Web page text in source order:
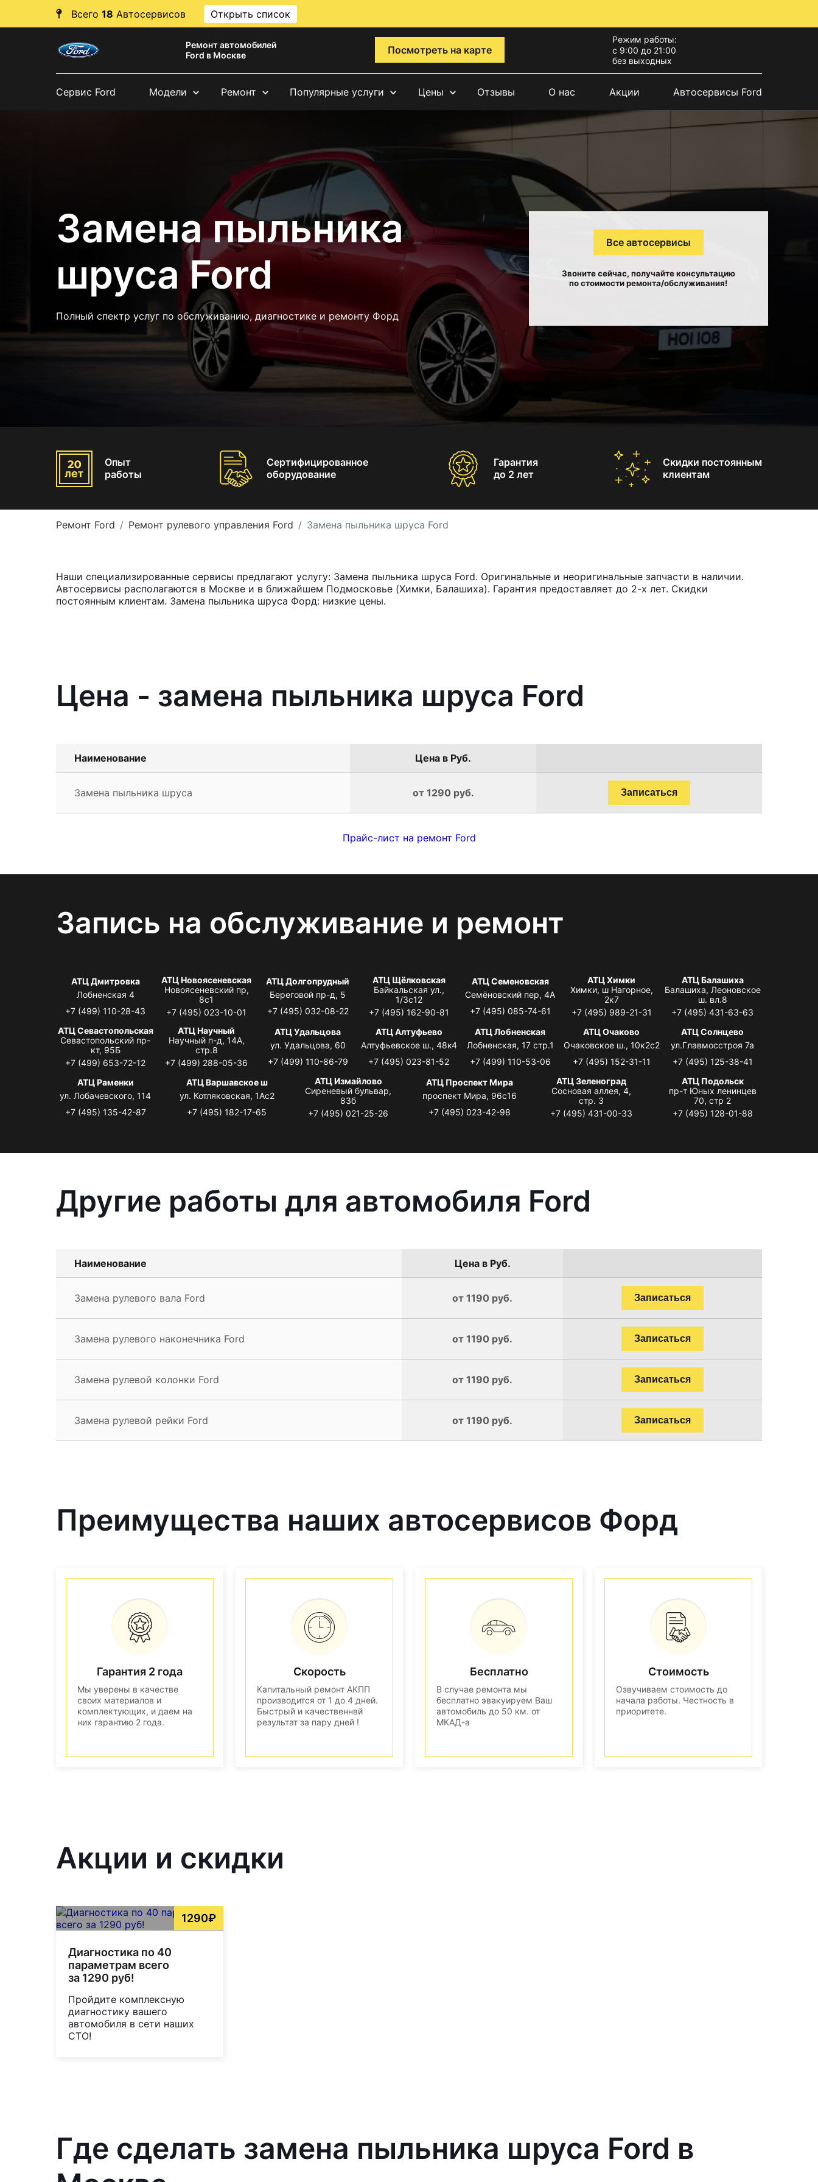
Всего 18 Автосервисов Открыть список
Ремонт автомобилей
Ford в Москве
Посмотреть на карте
Режим работы:
с 9:00 до 21:00
без выходных
Сервис Ford Модели Ремонт Популярные услуги Цены Отзывы О нас Акции Автосервисы Ford
Замена пыльника
шруса Ford
Полный спектр услуг по обслуживанию, диагностике и ремонту Форд
Все автосервисы
Звоните сейчас, получайте консультацию
по стоимости ремонта/обслуживания!
Опыт
работы
Сертифицированное
оборудование
Гарантия
до 2 лет
Скидки постоянным
клиентам
Ремонт Ford Ремонт рулевого управления Ford Замена пыльника шруса Ford
Наши специализированные сервисы предлагают услугу: Замена пыльника шруса Ford. Оригинальные и неоригинальные запчасти в наличии.
Автосервисы располагаются в Москве и в ближайшем Подмосковье (Химки, Балашиха). Гарантия предоставляет до 2-х лет. Скидки
постоянным клиентам. Замена пыльника шруса Форд: низкие цены.
Цена - замена пыльника шруса Ford
Наименование Цена в Руб.
Замена пыльника шруса от 1290 руб. Записаться
Прайс-лист на ремонт Ford
Запись на обслуживание и ремонт
АТЦ Дмитровка
Лобненская 4
+7 (499) 110-28-43
АТЦ Новоясеневская
Новоясеневский пр,
8с1
+7 (495) 023-10-01
АТЦ Долгопрудный
Береговой пр-д, 5
+7 (495) 032-08-22
АТЦ Щёлковская
Байкальская ул.,
1/3с12
+7 (495) 162-90-81
АТЦ Семеновская
Семёновский пер, 4А
+7 (495) 085-74-61
АТЦ Химки
Химки, ш Нагорное,
2к7
+7 (495) 989-21-31
АТЦ Балашиха
Балашиха, Леоновское
ш. вл.8
+7 (495) 431-63-63
АТЦ Севастопольская
Севастопольский пр-
кт, 95Б
+7 (499) 653-72-12
АТЦ Научный
Научный п-д, 14А,
стр.8
+7 (499) 288-05-36
АТЦ Удальцова
ул. Удальцова, 60
+7 (499) 110-86-79
АТЦ Алтуфьево
Алтуфьевское ш., 48к4
+7 (495) 023-81-52
АТЦ Лобненская
Лобненская, 17 стр.1
+7 (499) 110-53-06
АТЦ Очаково
Очаковское ш., 10к2с2
+7 (495) 152-31-11
АТЦ Солнцево
ул.Главмосстроя 7а
+7 (495) 125-38-41
АТЦ Раменки
ул. Лобачевского, 114
+7 (495) 135-42-87
АТЦ Варшавское ш
ул. Котляковская, 1Ас2
+7 (495) 182-17-65
АТЦ Измайлово
Сиреневый бульвар,
83б
+7 (495) 021-25-26
АТЦ Проспект Мира
проспект Мира, 96с16
+7 (495) 023-42-98
АТЦ Зеленоград
Сосновая аллея, 4,
стр. 3
+7 (495) 431-00-33
АТЦ Подольск
пр-т Юных ленинцев
70, стр 2
+7 (495) 128-01-88
Другие работы для автомобиля Ford
Наименование Цена в Руб.
Замена рулевого вала Ford от 1190 руб. Записаться
Замена рулевого наконечника Ford от 1190 руб. Записаться
Замена рулевой колонки Ford от 1190 руб. Записаться
Замена рулевой рейки Ford от 1190 руб. Записаться
Преимущества наших автосервисов Форд
Гарантия 2 года
Мы уверены в качестве
своих материалов и
комплектующих, и даем на
них гарантию 2 года.
Скорость
Капитальный ремонт АКПП
производится от 1 до 4 дней.
Быстрый и качественнвй
результат за пару дней !
Бесплатно
В случае ремонта мы
бесплатно эвакуируем Ваш
автомобиль до 50 км. от
МКАД-а
Стоимость
Озвучиваем стоимость до
начала работы. Честность в
приоритете.
Акции и скидки
1290₽
Диагностика по 40
параметрам всего
за 1290 руб!
Пройдите комплексную
диагностику вашего
автомобиля в сети наших
СТО!
Где сделать замена пыльника шруса Ford в